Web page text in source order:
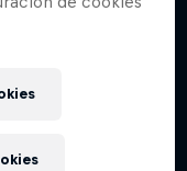
hechos